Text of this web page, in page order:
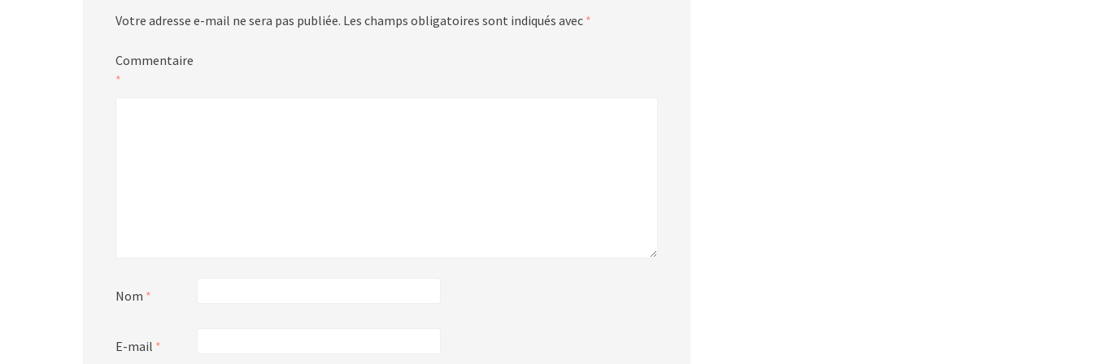
Votre adresse e-mail ne sera pas publiée. Les champs obligatoires sont indiqués avec *
Commentaire
*
Nom *
E-mail *